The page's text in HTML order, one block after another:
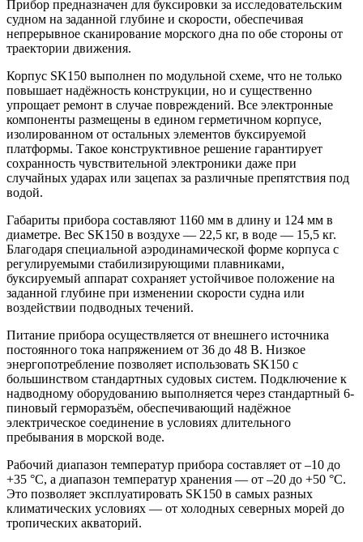
Прибор предназначен для буксировки за исследовательским
судном на заданной глубине и скорости, обеспечивая
непрерывное сканирование морского дна по обе стороны от
траектории движения.
Корпус SK150 выполнен по модульной схеме, что не только
повышает надёжность конструкции, но и существенно
упрощает ремонт в случае повреждений. Все электронные
компоненты размещены в едином герметичном корпусе,
изолированном от остальных элементов буксируемой
платформы. Такое конструктивное решение гарантирует
сохранность чувствительной электроники даже при
случайных ударах или зацепах за различные препятствия под
водой.
Габариты прибора составляют 1160 мм в длину и 124 мм в
диаметре. Вес SK150 в воздухе — 22,5 кг, в воде — 15,5 кг.
Благодаря специальной аэродинамической форме корпуса с
регулируемыми стабилизирующими плавниками,
буксируемый аппарат сохраняет устойчивое положение на
заданной глубине при изменении скорости судна или
воздействии подводных течений.
Питание прибора осуществляется от внешнего источника
постоянного тока напряжением от 36 до 48 В. Низкое
энергопотребление позволяет использовать SK150 с
большинством стандартных судовых систем. Подключение к
надводному оборудованию выполняется через стандартный 6-
пиновый герморазъём, обеспечивающий надёжное
электрическое соединение в условиях длительного
пребывания в морской воде.
Рабочий диапазон температур прибора составляет от –10 до
+35 °C, а диапазон температур хранения — от –20 до +50 °C.
Это позволяет эксплуатировать SK150 в самых разных
климатических условиях — от холодных северных морей до
тропических акваторий.